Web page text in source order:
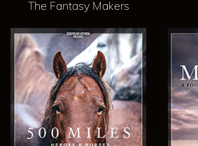
The Fantasy Makers